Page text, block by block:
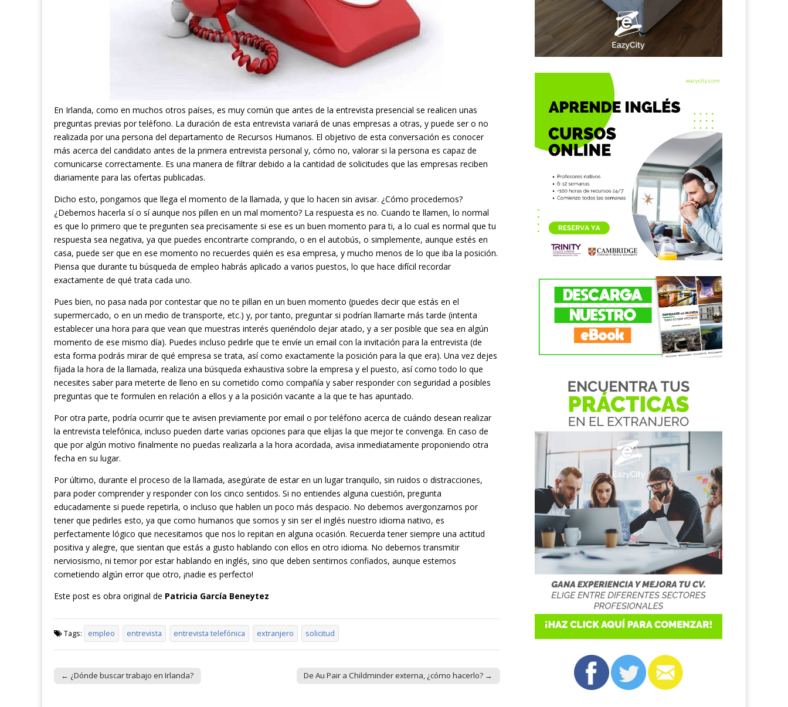
En Irlanda, como en muchos otros países, es muy común que antes de la entrevista presencial se realicen unas
preguntas previas por teléfono. La duración de esta entrevista variará de unas empresas a otras, y puede ser o no
realizada por una persona del departamento de Recursos Humanos. El objetivo de esta conversación es conocer
más acerca del candidato antes de la primera entrevista personal y, cómo no, valorar si la persona es capaz de
comunicarse correctamente. Es una manera de filtrar debido a la cantidad de solicitudes que las empresas reciben
diariamente para las ofertas publicadas.
Dicho esto, pongamos que llega el momento de la llamada, y que lo hacen sin avisar. ¿Cómo procedemos?
¿Debemos hacerla sí o sí aunque nos pillen en un mal momento? La respuesta es no. Cuando te llamen, lo normal
es que lo primero que te pregunten sea precisamente si ese es un buen momento para ti, a lo cual es normal que tu
respuesta sea negativa, ya que puedes encontrarte comprando, o en el autobús, o simplemente, aunque estés en
casa, puede ser que en ese momento no recuerdes quién es esa empresa, y mucho menos de lo que iba la posición.
Piensa que durante tu búsqueda de empleo habrás aplicado a varios puestos, lo que hace difícil recordar
exactamente de qué trata cada uno.
Pues bien, no pasa nada por contestar que no te pillan en un buen momento (puedes decir que estás en el
supermercado, o en un medio de transporte, etc.) y, por tanto, preguntar si podrían llamarte más tarde (intenta
establecer una hora para que vean que muestras interés queriéndolo dejar atado, y a ser posible que sea en algún
momento de ese mismo día). Puedes incluso pedirle que te envíe un email con la invitación para la entrevista (de
esta forma podrás mirar de qué empresa se trata, así como exactamente la posición para la que era). Una vez dejes
fijada la hora de la llamada, realiza una búsqueda exhaustiva sobre la empresa y el puesto, así como todo lo que
necesites saber para meterte de lleno en su cometido como compañía y saber responder con seguridad a posibles
preguntas que te formulen en relación a ellos y a la posición vacante a la que te has apuntado.
Por otra parte, podría ocurrir que te avisen previamente por email o por teléfono acerca de cuándo desean realizar
la entrevista telefónica, incluso pueden darte varias opciones para que elijas la que mejor te convenga. En caso de
que por algún motivo finalmente no puedas realizarla a la hora acordada, avisa inmediatamente proponiendo otra
fecha en su lugar.
Por último, durante el proceso de la llamada, asegúrate de estar en un lugar tranquilo, sin ruidos o distracciones,
para poder comprender y responder con los cinco sentidos. Si no entiendes alguna cuestión, pregunta
educadamente si puede repetirla, o incluso que hablen un poco más despacio. No debemos avergonzarnos por
tener que pedirles esto, ya que como humanos que somos y sin ser el inglés nuestro idioma nativo, es
perfectamente lógico que necesitamos que nos lo repitan en alguna ocasión. Recuerda tener siempre una actitud
positiva y alegre, que sientan que estás a gusto hablando con ellos en otro idioma. No debemos transmitir
nerviosismo, ni temor por estar hablando en inglés, sino que deben sentirnos confiados, aunque estemos
cometiendo algún error que otro, ¡nadie es perfecto!
Este post es obra original de Patricia García Beneytez
Tags: empleo entrevista entrevista telefónica extranjero solicitud
← ¿Dónde buscar trabajo en Irlanda? De Au Pair a Childminder externa, ¿cómo hacerlo? →